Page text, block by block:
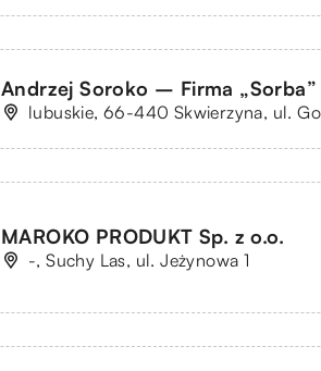
Andrzej Soroko – Firma „Sorba”
lubuskie, 66-440 Skwierzyna, ul.
MAROKO PRODUKT Sp. z o.o.
-, Suchy Las, ul. Jeżynowa 1